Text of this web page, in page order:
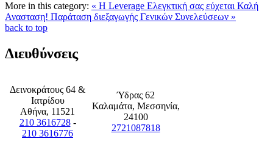
More in this category: « Η Leverage Ελεγκτική σας εύχεται Καλή
Ανασταση! Παράταση διεξαγωγής Γενικών Συνελεύσεων »
back to top
Διευθύνσεις
Δεινοκράτους 64 &
Ιατρίδου
Αθήνα, 11521
210 3616728-
210 3616776
Ύδρας 62
Καλαμάτα, Μεσσηνία,
24100
2721087818